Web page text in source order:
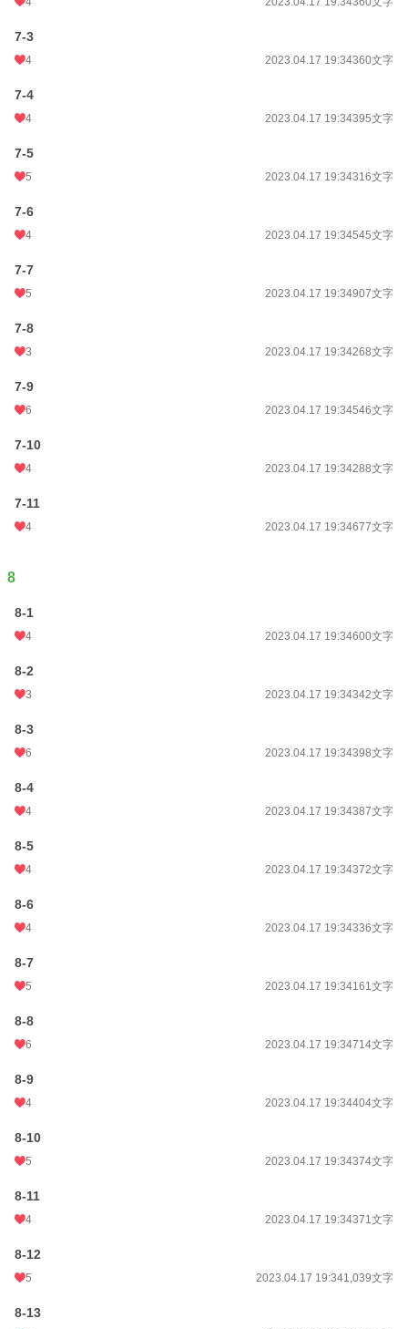
7-3
4 2023.04.17 19:34360文字
7-4
4 2023.04.17 19:34395文字
7-5
5 2023.04.17 19:34316文字
7-6
4 2023.04.17 19:34545文字
7-7
5 2023.04.17 19:34907文字
7-8
3 2023.04.17 19:34268文字
7-9
6 2023.04.17 19:34546文字
7-10
4 2023.04.17 19:34288文字
7-11
4 2023.04.17 19:34677文字
8
8-1
4 2023.04.17 19:34600文字
8-2
3 2023.04.17 19:34342文字
8-3
6 2023.04.17 19:34398文字
8-4
4 2023.04.17 19:34387文字
8-5
4 2023.04.17 19:34372文字
8-6
4 2023.04.17 19:34336文字
8-7
5 2023.04.17 19:34161文字
8-8
6 2023.04.17 19:34714文字
8-9
4 2023.04.17 19:34404文字
8-10
5 2023.04.17 19:34374文字
8-11
4 2023.04.17 19:34371文字
8-12
5 2023.04.17 19:341,039文字
8-13